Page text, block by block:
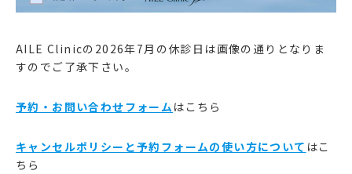
AILE Clinicの2026年7月の休診日は画像の通りとなりま
すのでご了承下さい。
予約・お問い合わせフォームはこちら
キャンセルポリシーと予約フォームの使い方について はこ
ちら